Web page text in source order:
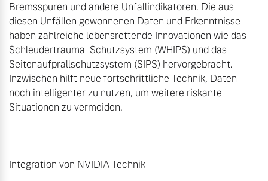
Bremsspuren und andere Unfallindikatoren. Die aus
diesen Unfällen gewonnenen Daten und Erkenntnisse
haben zahlreiche lebensrettende Innovationen wie das
Schleudertrauma-Schutzsystem (WHIPS) und das
Seitenaufprallschutzsystem (SIPS) hervorgebracht.
Inzwischen hilft neue fortschrittliche Technik, Daten
noch intelligenter zu nutzen, um weitere riskante
Situationen zu vermeiden.
Integration von NVIDIA Technik